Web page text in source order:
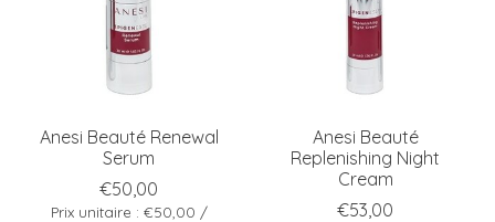
Anesi Beauté Renewal
Serum
€50,00
Prix unitaire : €50,00 /
Anesi Beauté
Replenishing Night
Cream
€53,00